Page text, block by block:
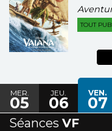
TOUT
MER.
05
JEU.
06
VEN.
07
Séances VF